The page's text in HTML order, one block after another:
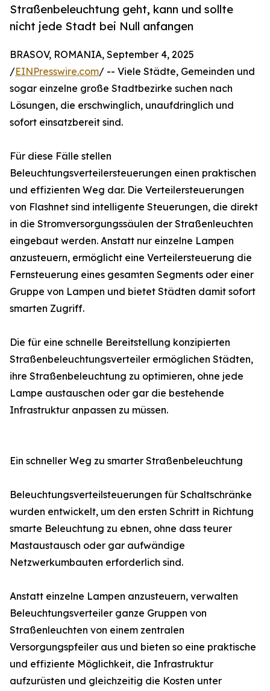
Straßenbeleuchtung geht, kann und sollte
nicht jede Stadt bei Null anfangen
BRASOV, ROMANIA, September 4, 2025
/EINPresswire.com/ -- Viele Städte, Gemeinden und
sogar einzelne große Stadtbezirke suchen nach
Lösungen, die erschwinglich, unaufdringlich und
sofort einsatzbereit sind.
Für diese Fälle stellen
Beleuchtungsverteilersteuerungen einen praktischen
und effizienten Weg dar. Die Verteilersteuerungen
von Flashnet sind intelligente Steuerungen, die direkt
in die Stromversorgungssäulen der Straßenleuchten
eingebaut werden. Anstatt nur einzelne Lampen
anzusteuern, ermöglicht eine Verteilersteuerung die
Fernsteuerung eines gesamten Segments oder einer
Gruppe von Lampen und bietet Städten damit sofort
smarten Zugriff.
Die für eine schnelle Bereitstellung konzipierten
Straßenbeleuchtungsverteiler ermöglichen Städten,
ihre Straßenbeleuchtung zu optimieren, ohne jede
Lampe austauschen oder gar die bestehende
Infrastruktur anpassen zu müssen.
Ein schneller Weg zu smarter Straßenbeleuchtung
Beleuchtungsverteilsteuerungen für Schaltschränke
wurden entwickelt, um den ersten Schritt in Richtung
smarte Beleuchtung zu ebnen, ohne dass teurer
Mastaustausch oder gar aufwändige
Netzwerkumbauten erforderlich sind.
Anstatt einzelne Lampen anzusteuern, verwalten
Beleuchtungsverteiler ganze Gruppen von
Straßenleuchten von einem zentralen
Versorgungspfeiler aus und bieten so eine praktische
und effiziente Möglichkeit, die Infrastruktur
aufzurüsten und gleichzeitig die Kosten unter